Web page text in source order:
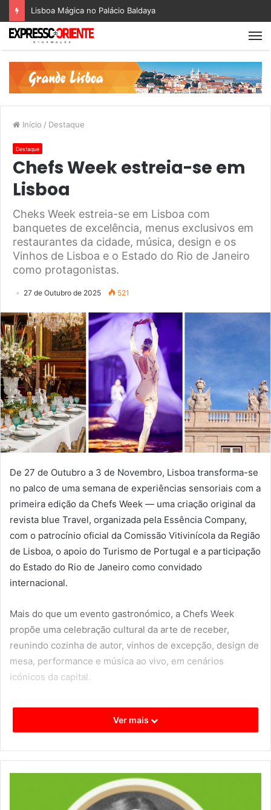
Lisboa Mágica no Palácio Baldaya
Início / Destaque
Destaque
Chefs Week estreia-se em
Lisboa
Cheks Week estreia-se em Lisboa com
banquetes de excelência, menus exclusivos em
restaurantes da cidade, música, design e os
Vinhos de Lisboa e o Estado do Rio de Janeiro
como protagonistas.
27 de Outubro de 2025 521
De 27 de Outubro a 3 de Novembro, Lisboa transforma-se
no palco de uma semana de experiências sensoriais com a
primeira edição da Chefs Week — uma criação original da
revista blue Travel, organizada pela Essência Company,
com o patrocínio oficial da Comissão Vitivinícola da Região
de Lisboa, o apoio do Turismo de Portugal e a participação
do Estado do Rio de Janeiro como convidado
internacional.
Mais do que um evento gastronómico, a Chefs Week
propõe uma celebração cultural da arte de receber,
reunindo cozinha de autor, vinhos de excepção, design de
mesa, performance e música ao vivo, em cenários
icónicos da capital.
Bilhetes e programa completo:
events.essenciacompany.com
Ver mais